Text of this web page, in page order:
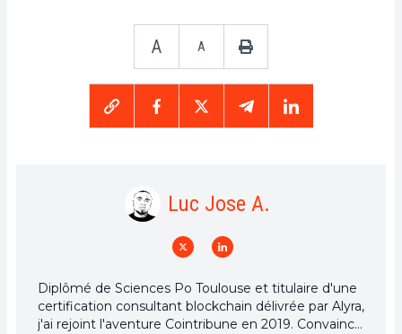
A A
Luc Jose A.
Diplômé de Sciences Po Toulouse et titulaire d'une
certification consultant blockchain délivrée par Alyra,
j'ai rejoint l'aventure Cointribune en 2019. Convaincu